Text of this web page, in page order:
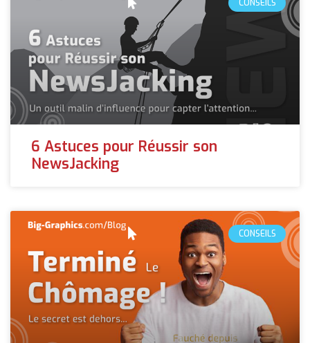
CONSEILS
6 Astuces pour Réussir son
NewsJacking
CONSEILS